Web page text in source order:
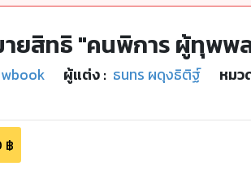
ยสิทธิ "คนพิการ ผู้ทุพพ
ผู้แต่ง : ธนทร ผดุงธิติฐ์ หมว
฿